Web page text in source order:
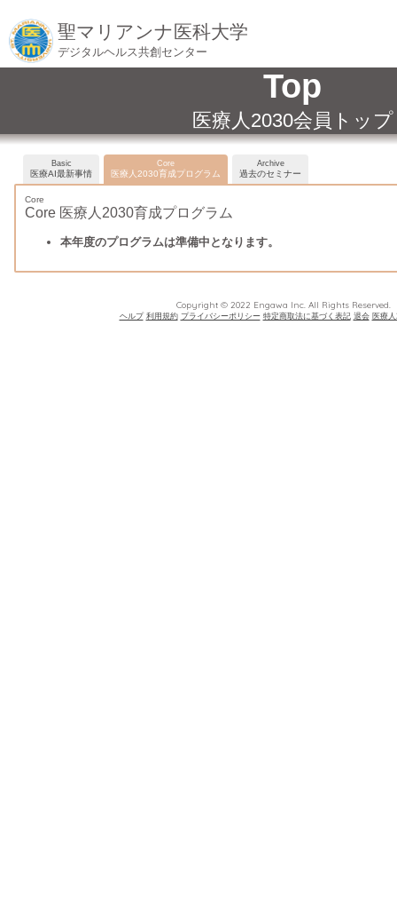
聖マリアンナ医科大学
デジタルヘルス共創センター
Top
医療人2030会員トップ
Basic
医療AI最新事情
Core
医療人2030育成プログラム
Archive
過去のセミナー
Core
Core 医療人2030育成プログラム
本年度のプログラムは準備中となります。
Copyright © 2022 Engawa Inc. All Rights Reserved.
ヘルプ 利用規約 プライバシーポリシー 特定商取法に基づく表記 退会 医療